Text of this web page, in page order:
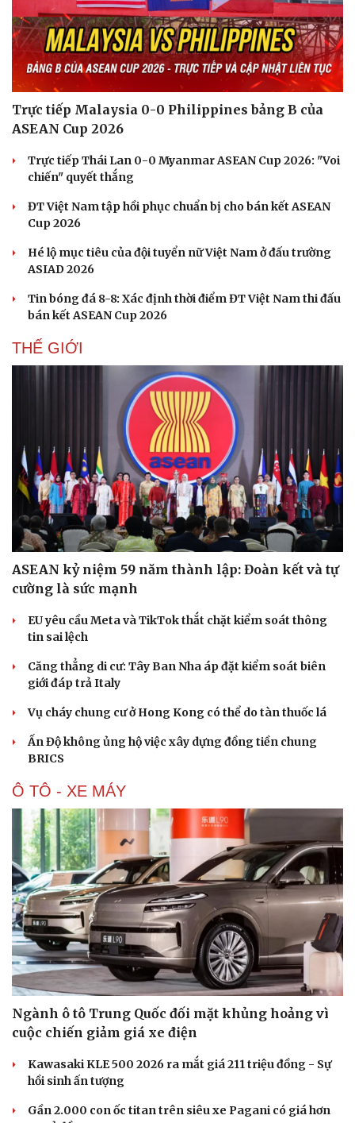
Văn hóa
Văn học
Âm nhạc
Thời trang
Trực tiếp Malaysia 0-0 Philippines bảng B của
ASEAN Cup 2026
Trực tiếp Thái Lan 0-0 Myanmar ASEAN Cup 2026: "Voi
chiến" quyết thắng
ĐT Việt Nam tập hồi phục chuẩn bị cho bán kết ASEAN
Cup 2026
Hé lộ mục tiêu của đội tuyển nữ Việt Nam ở đấu trường
ASIAD 2026
Tin bóng đá 8-8: Xác định thời điểm ĐT Việt Nam thi đấu
bán kết ASEAN Cup 2026
THẾ GIỚI
ASEAN kỷ niệm 59 năm thành lập: Đoàn kết và tự
cường là sức mạnh
EU yêu cầu Meta và TikTok thắt chặt kiểm soát thông
tin sai lệch
Căng thẳng di cư: Tây Ban Nha áp đặt kiểm soát biên
giới đáp trả Italy
Vụ cháy chung cư ở Hong Kong có thể do tàn thuốc lá
Ấn Độ không ủng hộ việc xây dựng đồng tiền chung
BRICS
Ô TÔ - XE MÁY
Ngành ô tô Trung Quốc đối mặt khủng hoảng vì
cuộc chiến giảm giá xe điện
Kawasaki KLE 500 2026 ra mắt giá 211 triệu đồng - Sự
hồi sinh ấn tượng
Gần 2.000 con ốc titan trên siêu xe Pagani có giá hơn